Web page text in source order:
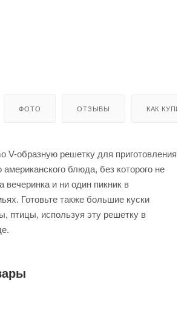
ФОТО ОТЗЫВЫ КАК
V-образную решетку для приготовления
американского блюда, без которого не
вечеринка и ни один пикник в
Готовьте также большие куски
птицы, используя эту решетку в